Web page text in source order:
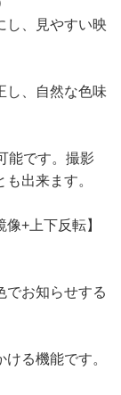
し、見やすい映
し、自然な色味
能です。撮影
出来ます。
+上下反転】
でお知らせする
る機能です。